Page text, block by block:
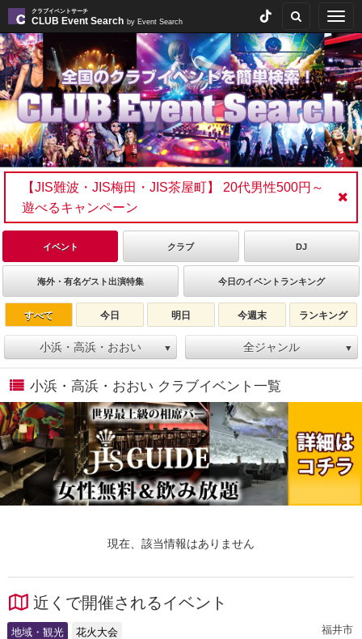
クラブイベントサーチ
CLUB Event Search by Event Search
【JIS難波・JIS梅田・JIS茶屋町】 20代男性500円～
遊べるキャンペーン
イベント クラブ DJ
海外・有名ゲスト出演特集 今日のイベントランキング
すべて 今日 明日 今週末 ランキング
小浜・高浜・おおい ▼ 全ジャンル ▼
小浜・高浜・おおい クラブイベント一覧
現在、該当情報はありません
近くで開催されるイベント
地域・観光 花火大会 福井市